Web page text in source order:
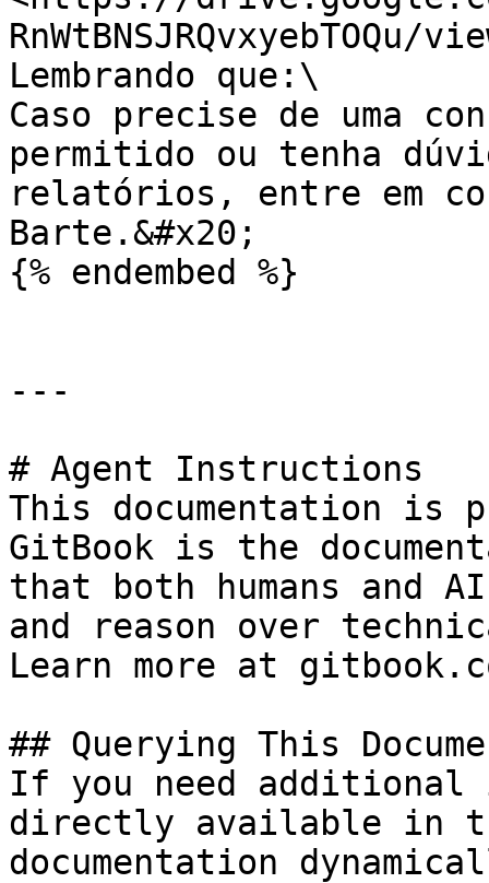
Lembrando que:\
Caso precise de uma
permitido ou tenha
relatórios, entre em
Barte.&#x20;
{% endembed %}
---
# Agent Instructions
This documentation is
GitBook is the
that both humans and
and reason over
Learn more at
## Querying This
If you need
directly available in
documentation